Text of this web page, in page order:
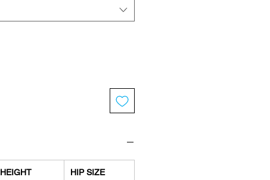
HEIGHT HIP SIZE